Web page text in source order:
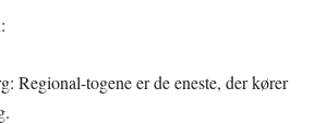
Regional-togene er de eneste, der kører